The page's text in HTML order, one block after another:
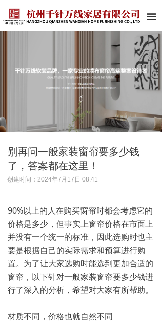
끀
别再问一般家装窗帘要多少钱
了，答案都在这里！
创建时间： 2024年7月17日 08:41
90%以上的人在购买窗帘时都会考虑它的
价格是多少，但事实上窗帘价格在市面上
并没有一个统一的标准，因此选购时也主
要是根据自己的实际需求和预算进行购
置。为了让大家选购时能选到更加合适的
窗帘，以下针对一般家装窗帘要多少钱进
行了深入的分析，希望对大家有所帮助。
材质不同，价格也就自然不同